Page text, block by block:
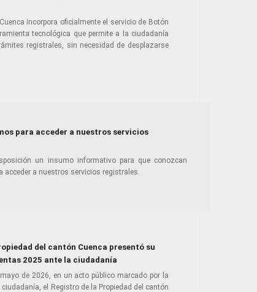
incorpora oficialmente el servicio de Botón
tecnológica que permite a la ciudadanía
registrales, sin necesidad de desplazarse
para acceder a nuestros servicios
un insumo informativo para que conozcan
a nuestros servicios registrales.
del cantón Cuenca presentó su
2025 ante la ciudadanía
de 2026, en un acto público marcado por la
el Registro de la Propiedad del cantón